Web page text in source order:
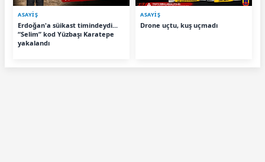
ASAYİŞ
Erdoğan'a süikast timindeydi...
“Selim” kod Yüzbaşı Karatepe
yakalandı
ASAYİŞ
Drone uçtu, kuş uçmadı